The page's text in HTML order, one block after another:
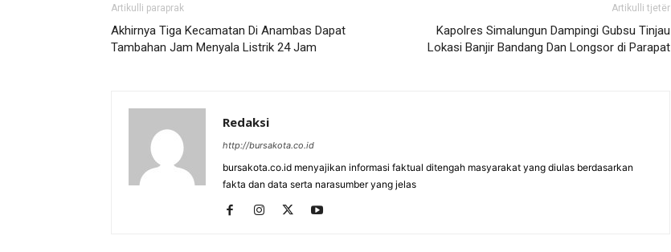
Artikulli paraprak
Akhirnya Tiga Kecamatan Di Anambas Dapat
Tambahan Jam Menyala Listrik 24 Jam
Artikulli tjetër
Kapolres Simalungun Dampingi Gubsu Tinjau
Lokasi Banjir Bandang Dan Longsor di Parapat
Redaksi
http://bursakota.co.id
bursakota.co.id menyajikan informasi faktual ditengah masyarakat yang diulas berdasarkan
fakta dan data serta narasumber yang jelas